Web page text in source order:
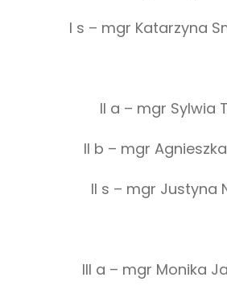
I s – mgr Katarzyna
II a – mgr Sylwia
II b – mgr
II s – mgr Justyna
III a – mgr Monika